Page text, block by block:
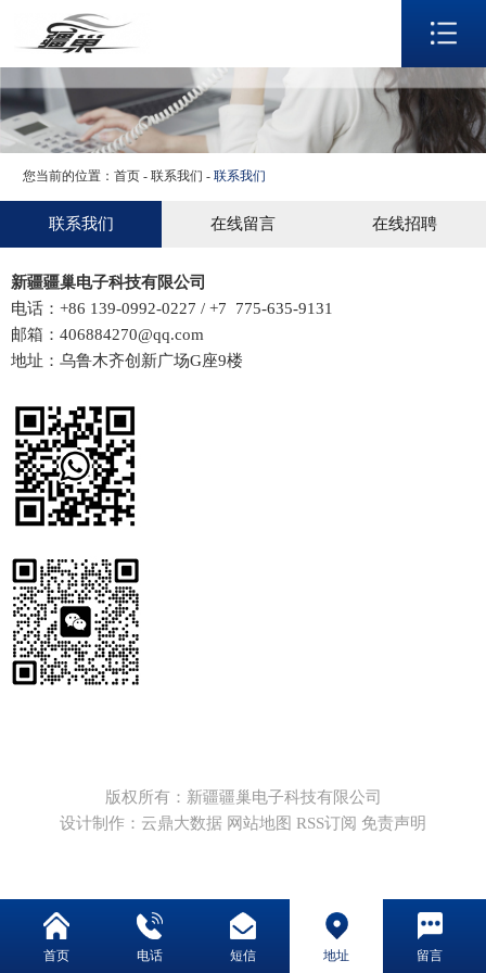
网站首页
关于我们
产品展示
生产实力
应用领域
新闻资讯
联系我们
语言
您当前的位置：首页-联系我们 -联系我们
联系我们 在线留言 在线招聘
新疆疆巢电子科技有限公司
电话：+86 139-0992-0227 / +7 775-635-9131
邮箱：406884270@qq.com
地址：乌鲁木齐创新广场G座9楼
版权所有：新疆疆巢电子科技有限公司
设计制作：云鼎大数据 网站地图 RSS订阅 免责声明
首页 电话 短信 地址 留言